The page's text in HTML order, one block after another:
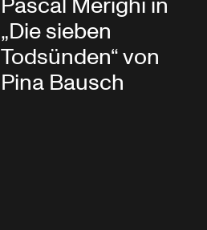
„Die sieben
Todsünden“ von
Pina Bausch